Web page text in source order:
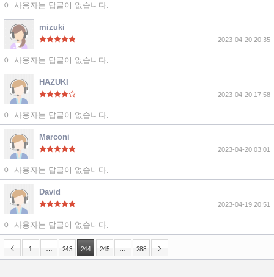
이 사용자는 답글이 없습니다.
mizuki
2023-04-20 20:35
이 사용자는 답글이 없습니다.
HAZUKI
2023-04-20 17:58
이 사용자는 답글이 없습니다.
Marconi
2023-04-20 03:01
이 사용자는 답글이 없습니다.
David
2023-04-19 20:51
이 사용자는 답글이 없습니다.
1 243 244 245 288